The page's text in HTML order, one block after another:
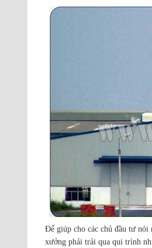
Để giúp cho các chủ đầu tư nói
xưởng phải trải qua qui trình